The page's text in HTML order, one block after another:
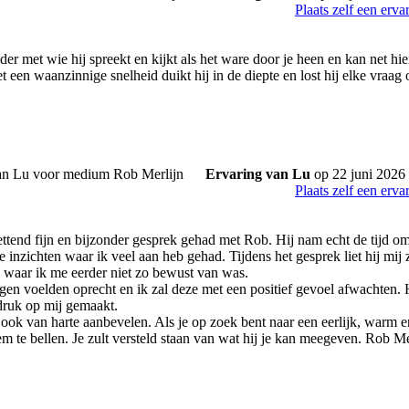
Plaats zelf een
met wie hij spreekt en kijkt als het ware door je heen en kan net
een waanzinnige snelheid duikt hij in de diepte en lost hij elke
Ervaring van Lu op 22 juni 2026
Plaats zelf een
fijn en bijzonder gesprek gehad met Rob. Hij nam echt de tijd
inzichten waar ik veel aan heb gehad. Tijdens het gesprek liet hij
ik me eerder niet zo bewust van was.
voelden oprecht en ik zal deze met een positief gevoel afwachten.
op mij gemaakt.
van harte aanbevelen. Als je op zoek bent naar een eerlijk, warm
te bellen. Je zult versteld staan van wat hij je kan meegeven. Rob